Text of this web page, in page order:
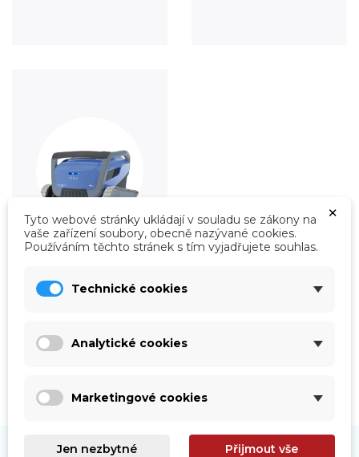
Prohlédnout
×
Tyto webové stránky ukládají v souladu se zákony na
vaše zařízení soubory, obecně nazývané cookies.
Používáním těchto stránek s tím vyjadřujete souhlas.
Technické cookies
Analytické cookies
Marketingové cookies
Jen nezbytné Přijmout vše